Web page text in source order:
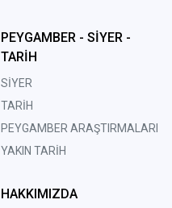
PEYGAMBER - SİYER -
TARİH
SİYER
TARİH
PEYGAMBER ARAŞTIRMALARI
YAKIN TARİH
HAKKIMIZDA